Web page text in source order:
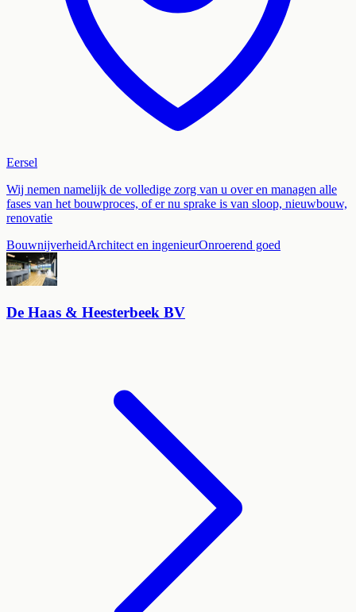
Eersel
Wij nemen namelijk de volledige zorg van u over en managen alle
fases van het bouwproces, of er nu sprake is van sloop, nieuwbouw,
renovatie
BouwnijverheidArchitect en ingenieurOnroerend goed
De Haas & Heesterbeek BV